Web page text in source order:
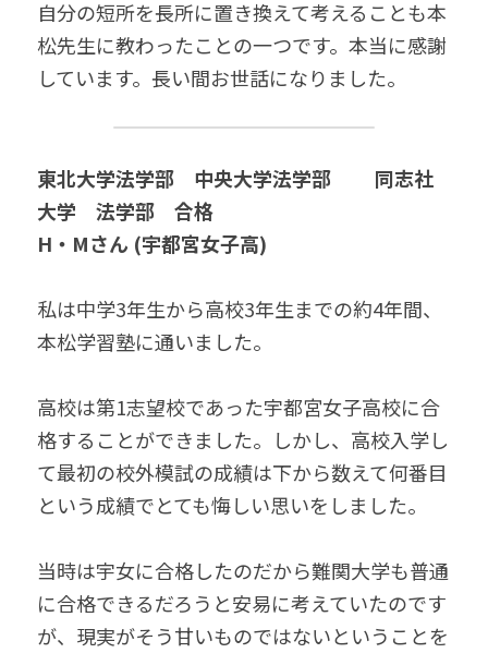
自分の短所を長所に置き換えて考えることも本
松先生に教わったことの一つです。本当に感謝
しています。長い間お世話になりました。
東北大学法学部　中央大学法学部　　 同志社
大学　法学部　合格
H・Mさん (宇都宮女子高)
私は中学3年生から高校3年生までの約4年間、
本松学習塾に通いました。
高校は第1志望校であった宇都宮女子高校に合
格することができました。しかし、高校入学し
て最初の校外模試の成績は下から数えて何番目
という成績でとても悔しい思いをしました。
当時は宇女に合格したのだから難関大学も普通
に合格できるだろうと安易に考えていたのです
が、現実がそう甘いものではないということを